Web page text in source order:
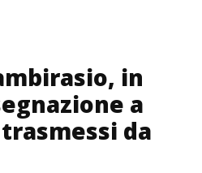
in
a
da